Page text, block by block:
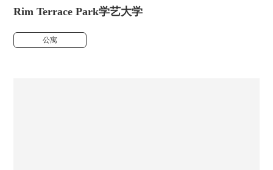
Rim Terrace Park学艺大学
公寓